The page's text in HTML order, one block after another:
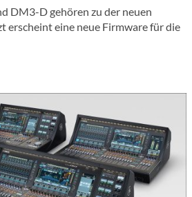
DM3-D gehören zu der neuen
erscheint eine neue Firmware für die